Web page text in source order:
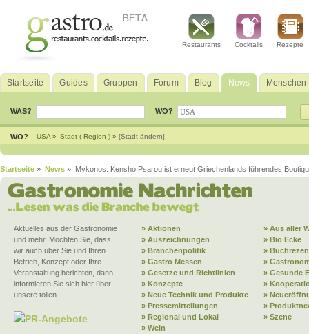
Restaurants Cocktails Rezepte
Startseite Guides Gruppen Forum Blog News Menschen
WAS? WO?
WO? USA » Stadt ( Region ) » [Stadt ändern]
Startseite » News » Mykonos: Kensho Psarou ist erneut Griechenlands führendes
Aktuelles aus der Gastronomie
und mehr. Möchten Sie, dass
wir auch über Sie und Ihren
Betrieb, Konzept oder Ihre
Veranstaltung berichten, dann
informieren Sie sich hier über
unsere tollen
PR-Angebote
» Aktionen
» Aus aller
» Auszeichnungen
» Bio Ecke
» Branchenpolitik
»
» Gastro Messen
»
» Gesetze und Richtlinien
» Gesunde
» Konzepte
»
» Neue Technik und Produkte
»
» Pressemitteilungen
»
» Regional und Lokal
» Szene
» Wein